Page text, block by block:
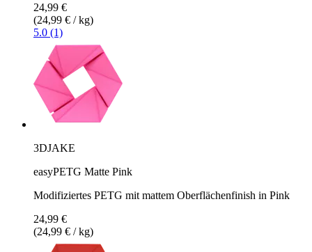
24,99 €
(24,99 € / kg)
5.0 (1)
3DJAKE
easyPETG Matte Pink
Modifiziertes PETG mit mattem Oberflächenfinish in Pink
24,99 €
(24,99 € / kg)